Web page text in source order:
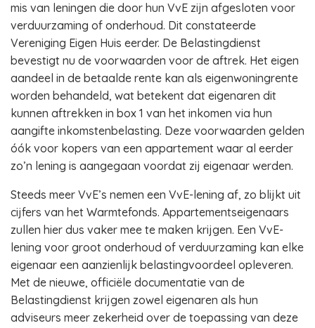
mis van leningen die door hun VvE zijn afgesloten voor
verduurzaming of onderhoud. Dit constateerde
Vereniging Eigen Huis eerder. De Belastingdienst
bevestigt nu de voorwaarden voor de aftrek. Het eigen
aandeel in de betaalde rente kan als eigenwoningrente
worden behandeld, wat betekent dat eigenaren dit
kunnen aftrekken in box 1 van het inkomen via hun
aangifte inkomstenbelasting. Deze voorwaarden gelden
óók voor kopers van een appartement waar al eerder
zo’n lening is aangegaan voordat zij eigenaar werden.
Steeds meer VvE’s nemen een VvE-lening af, zo blijkt uit
cijfers van het Warmtefonds. Appartementseigenaars
zullen hier dus vaker mee te maken krijgen. Een VvE-
lening voor groot onderhoud of verduurzaming kan elke
eigenaar een aanzienlijk belastingvoordeel opleveren.
Met de nieuwe, officiële documentatie van de
Belastingdienst krijgen zowel eigenaren als hun
adviseurs meer zekerheid over de toepassing van deze